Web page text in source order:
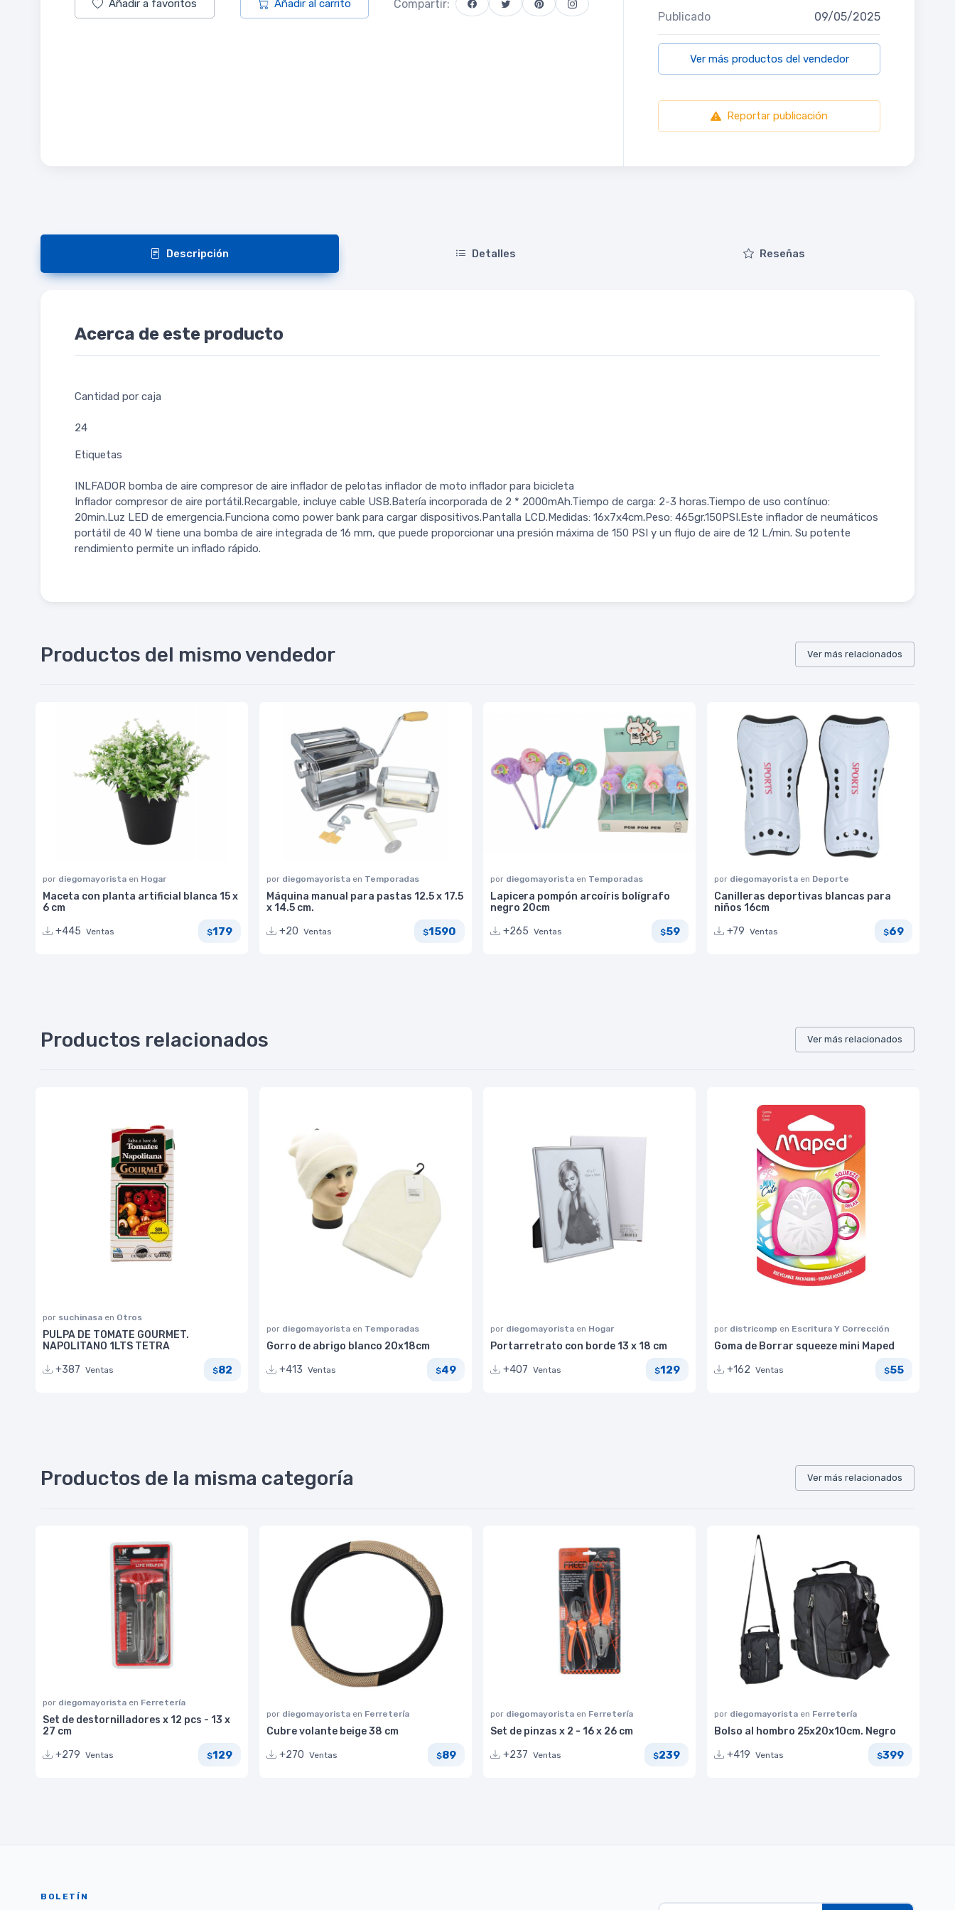
Añadir a favoritos Añadir al carrito
Compartir:
Publicado
09/05/2025
Ver más productos del vendedor
Reportar publicación
Descripción Detalles Reseñas
Acerca de este producto
Cantidad por caja
24
Etiquetas
INLFADOR bomba de aire compresor de aire inflador de pelotas inflador de moto inflador para bicicleta
Inflador compresor de aire portátil.Recargable, incluye cable USB.Batería incorporada de 2 * 2000mAh.Tiempo de carga: 2-3 horas.Tiempo de uso contínuo:
20min.Luz LED de emergencia.Funciona como power bank para cargar dispositivos.Pantalla LCD.Medidas: 16x7x4cm.Peso: 465gr.150PSI.Este inflador de neumáticos
portátil de 40 W tiene una bomba de aire integrada de 16 mm, que puede proporcionar una presión máxima de 150 PSI y un flujo de aire de 12 L/min. Su potente
rendimiento permite un inflado rápido.
Productos del mismo vendedor Ver más relacionados
por diegomayorista en Hogar
Maceta con planta artificial blanca 15 x
6 cm
+445 Ventas $179
por diegomayorista en Temporadas
Máquina manual para pastas 12.5 x 17.5
x 14.5 cm.
+20 Ventas $1590
por diegomayorista en Temporadas
Lapicera pompón arcoíris bolígrafo
negro 20cm
+265 Ventas $59
por diegomayorista en Deporte
Canilleras deportivas blancas para
niños 16cm
+79 Ventas $69
Productos relacionados Ver más relacionados
por suchinasa en Otros
PULPA DE TOMATE GOURMET.
NAPOLITANO 1LTS TETRA
+387 Ventas $82
por diegomayorista en Temporadas
Gorro de abrigo blanco 20x18cm
+413 Ventas $49
por diegomayorista en Hogar
Portarretrato con borde 13 x 18 cm
+407 Ventas $129
por districomp en Escritura Y Corrección
Goma de Borrar squeeze mini Maped
+162 Ventas $55
Productos de la misma categoría Ver más relacionados
por diegomayorista en Ferretería
Set de destornilladores x 12 pcs - 13 x
27 cm
+279 Ventas $129
por diegomayorista en Ferretería
Cubre volante beige 38 cm
+270 Ventas $89
por diegomayorista en Ferretería
Set de pinzas x 2 - 16 x 26 cm
+237 Ventas $239
por diegomayorista en Ferretería
Bolso al hombro 25x20x10cm. Negro
+419 Ventas $399
BOLETÍN